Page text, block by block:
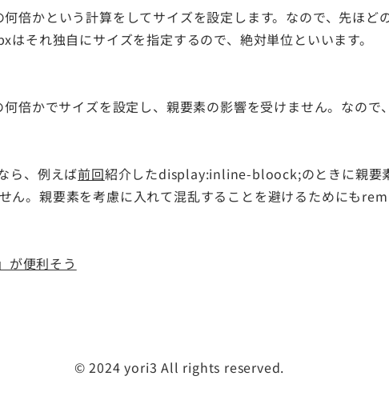
倍かという計算をしてサイズを設定します。なので、先ほ
それ独自にサイズを指定するので、絶対単位といいます。
かでサイズを設定し、親要素の影響を受けません。なの
ら、例えば前回紹介したdisplay:inline-bloock;のときに親要
ん。親要素を考慮に入れて混乱することを避けるためにも
が便利そう
©️ 2024 yori3 All rights reserved.